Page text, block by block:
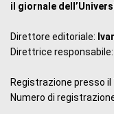
il giornale
Direttore editoriale:
Direttrice responsabile:
Registrazione presso il
Numero di